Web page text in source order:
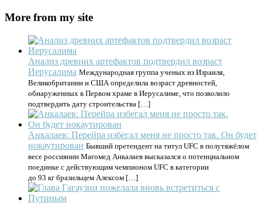
More from my site
Анализ древних артефактов подтвердил возраст
Иерусалима Международная группа ученых из Израиля,
Великобритании и США определила возраст древностей,
обнаруженных в Первом храме в Иерусалиме, что позволило
подтвердить дату строительства […]
Анкалаев: Перейра избегал меня не просто так. Он будет
нокаутирован Бывший претендент на титул UFC в полутяжёлом
весе россиянин Магомед Анкалаев высказался о потенциальном
поединке с действующим чемпионом UFC в категории
до 93 кг бразильцем Алексом […]